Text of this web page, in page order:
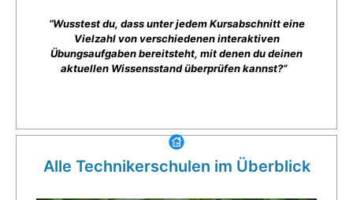
“Wusstest du, dass unter jedem Kursabschnitt eine
Vielzahl von verschiedenen interaktiven
Übungsaufgaben bereitsteht, mit denen du deinen
aktuellen Wissensstand überprüfen kannst?”
Alle Technikerschulen im Überblick